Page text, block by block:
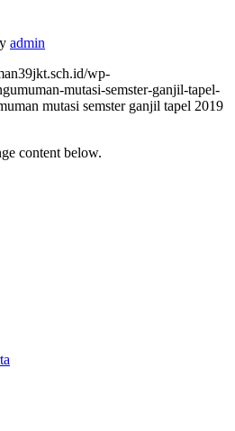
admin
wp-
mutasi-semster-ganjil-tapel-
mutasi semster ganjil tapel 2019
content below.